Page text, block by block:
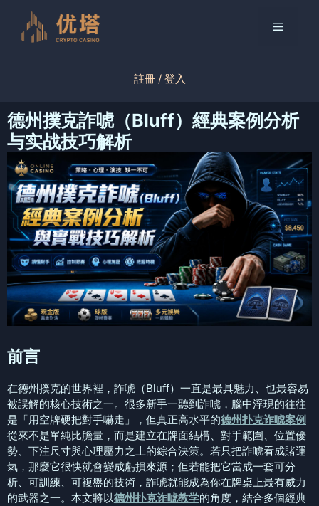
菜
註冊 / 登入
德州撲克詐唬（Bluff）經典案例分析
与实战技巧解析
前言
在德州撲克的世界裡，詐唬（Bluff）一直是最具魅力、也最容易
被誤解的核心技術之一。很多新手一聽到詐唬，腦中浮現的往往
是「用空牌硬把對手嚇走」，但真正高水平的德州扑克诈唬案例
從來不是單純比膽量，而是建立在牌面結構、對手範圍、位置優
勢、下注尺寸與心理壓力之上的綜合決策。若只把詐唬看成賭運
氣，那麼它很快就會變成虧損來源；但若能把它當成一套可分
析、可訓練、可複盤的技術，詐唬就能成為你在牌桌上最有威力
的武器之一。本文將以德州扑克诈唬教学的角度，結合多個經典